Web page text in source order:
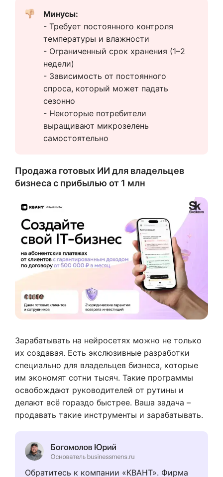
Минусы:
- Требует постоянного контроля
температуры и влажности
- Ограниченный срок хранения (1–2
недели)
- Зависимость от постоянного
спроса, который может падать
сезонно
- Некоторые потребители
выращивают микрозелень
самостоятельно
Продажа готовых ИИ для владельцев
бизнеса с прибылью от 1 млн
Зарабатывать на нейросетях можно не только
их создавая. Есть экслюзивные разработки
специально для владельцев бизнеса, которые
им экономят сотни тысяч. Такие программы
освобождают руководителей от рутины и
делают всё гораздо быстрее. Ваша задача –
продавать такие инструменты и зарабатывать.
Обратитесь к компании «КВАНТ». Фирма